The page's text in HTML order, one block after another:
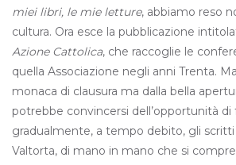
miei libri, le mie letture, abbiamo reso
cultura. Ora esce la pubblicazione
Azione Cattolica, che raccoglie le
quella Associazione negli anni Trenta.
monaca di clausura ma dalla bella
potrebbe convincersi dell’opportunità di
gradualmente, a tempo debito, gli scritti
Valtorta, di mano in mano che si